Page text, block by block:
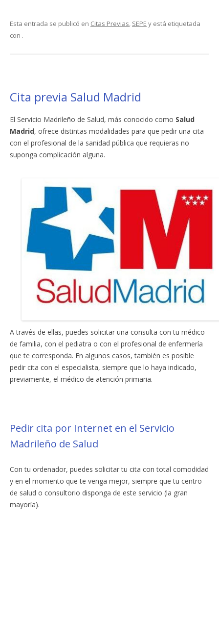
Esta entrada se publicó en Citas Previas, SEPE y está etiquetada
con .
Cita previa Salud Madrid
El Servicio Madrileño de Salud, más conocido como Salud
Madrid, ofrece distintas modalidades para que pedir una cita
con el profesional de la sanidad pública que requieras no
suponga complicación alguna.
A través de ellas, puedes solicitar una consulta con tu médico
de familia, con el pediatra o con el profesional de enfermería
que te corresponda. En algunos casos, también es posible
pedir cita con el especialista, siempre que lo haya indicado,
previamente, el médico de atención primaria.
Pedir cita por Internet en el Servicio
Madrileño de Salud
Con tu ordenador, puedes solicitar tu cita con total comodidad
y en el momento que te venga mejor, siempre que tu centro
de salud o consultorio disponga de este servicio (la gran
mayoría).